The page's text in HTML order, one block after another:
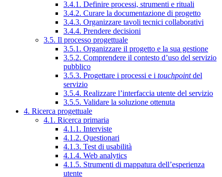
3.4.1. Definire processi, strumenti e rituali
3.4.2. Curare la documentazione di progetto
3.4.3. Organizzare tavoli tecnici collaborativi
3.4.4. Prendere decisioni
3.5. Il processo progettuale
3.5.1. Organizzare il progetto e la sua gestione
3.5.2. Comprendere il contesto d’uso del servizio
pubblico
3.5.3. Progettare i processi e i touchpointdel
servizio
3.5.4. Realizzare l’interfaccia utente del servizio
3.5.5. Validare la soluzione ottenuta
4. Ricerca progettuale
4.1. Ricerca primaria
4.1.1. Interviste
4.1.2. Questionari
4.1.3. Test di usabilità
4.1.4. Web analytics
4.1.5. Strumenti di mappatura dell’esperienza
utente